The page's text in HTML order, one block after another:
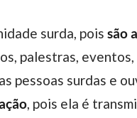
surda, poissão
palestras,
pessoas surdas e
, pois ela é